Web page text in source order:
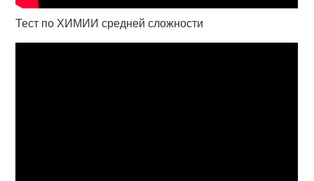
Тест по ХИМИИ средней сложности